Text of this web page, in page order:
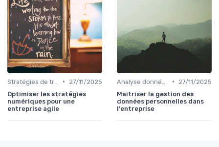
•
27/11/2025
Optimiser les stratégies
numériques pour une
entreprise agile
•
27/11/2025
Maîtriser la gestion des
données personnelles dans
l'entreprise